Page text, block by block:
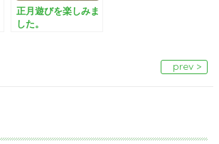
正月遊びを楽しみま
した。
prev >